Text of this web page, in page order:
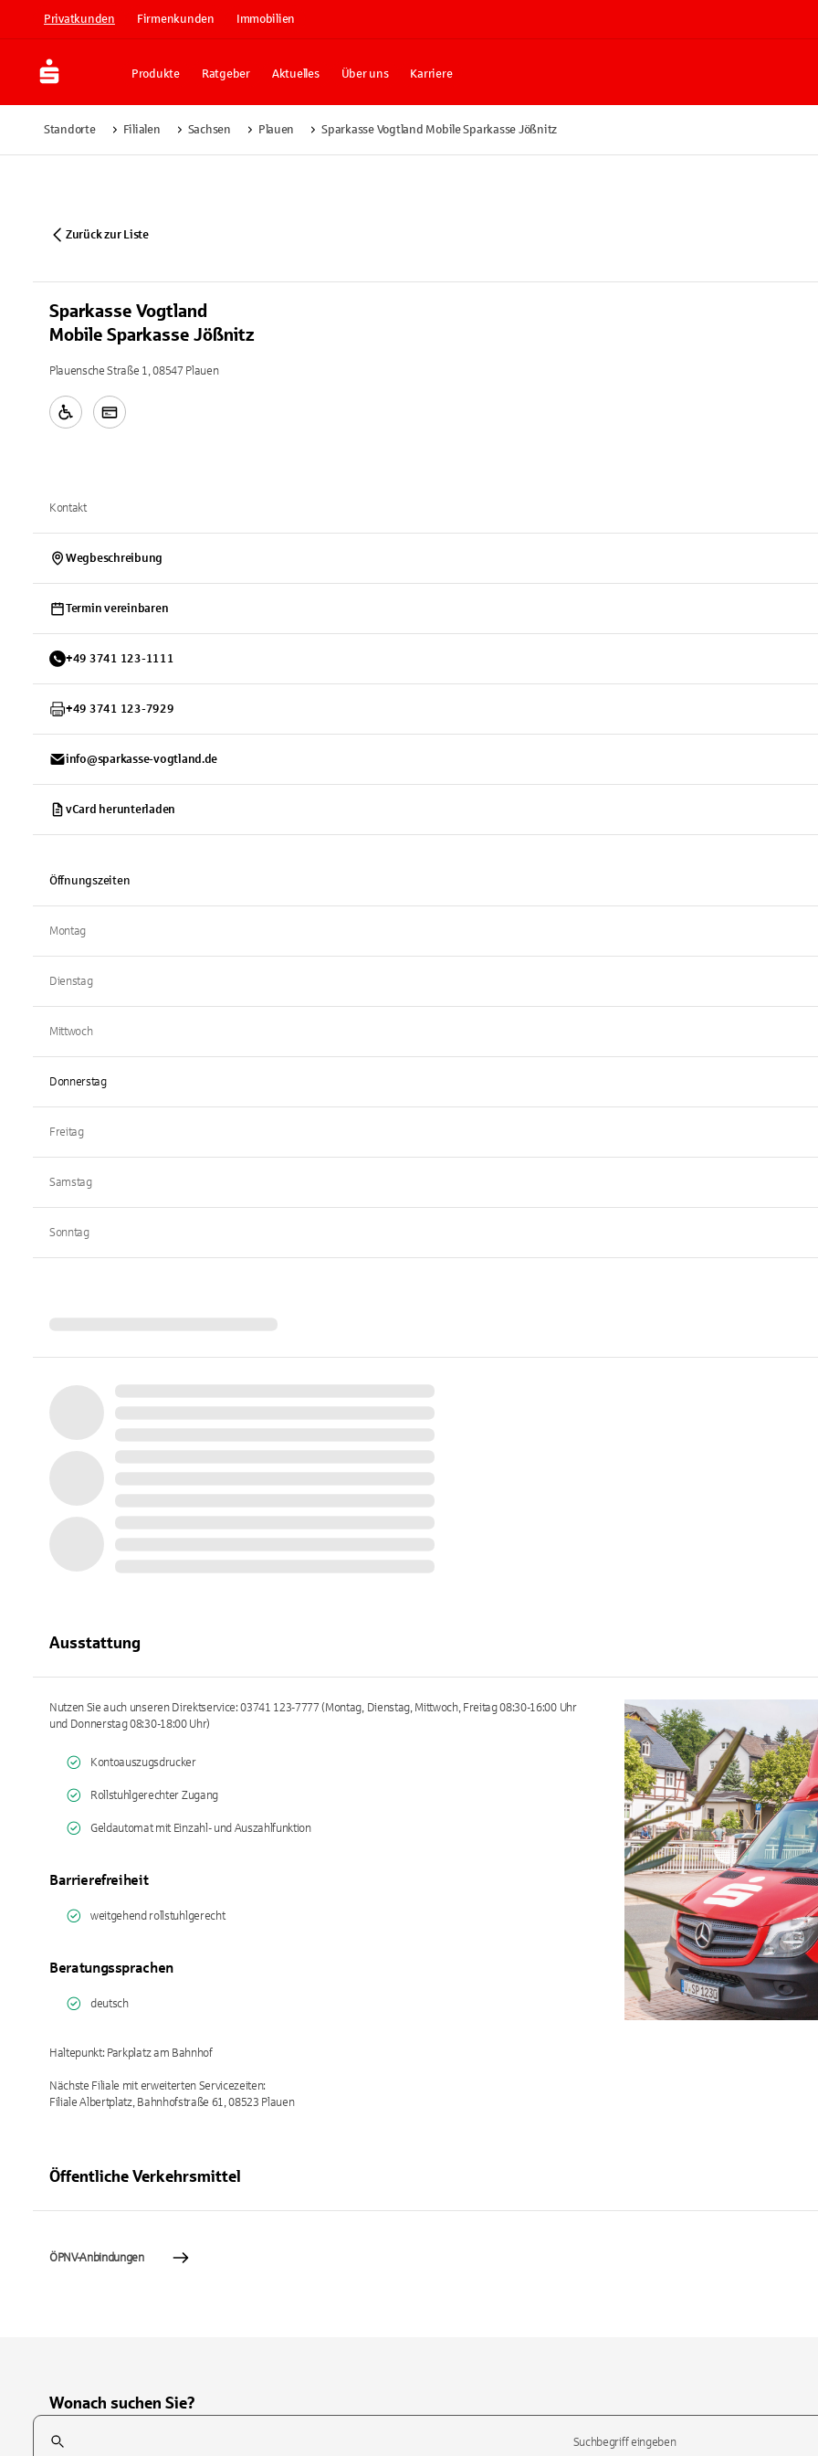
Privatkunden Firmenkunden Immobilien
Produkte Ratgeber Aktuelles Über uns Karriere
Standorte Filialen Sachsen Plauen Sparkasse Vogtland Mobile Sparkasse Jößnitz
Zurück zur Liste
Sparkasse Vogtland
Mobile Sparkasse Jößnitz
Plauensche Straße 1, 08547 Plauen
Kontakt
Wegbeschreibung
Termin vereinbaren
+49 3741 123-1111
+49 3741 123-7929
info@sparkasse-vogtland.de
vCard herunterladen
Öffnungszeiten
Montag
Dienstag
Mittwoch
Donnerstag
Freitag
Samstag
Sonntag
Ausstattung
Nutzen Sie auch unseren Direktservice: 03741 123-7777 (Montag, Dienstag, Mittwoch, Freitag 08:30-16:00 Uhr
und Donnerstag 08:30-18:00 Uhr)
Kontoauszugsdrucker
Rollstuhlgerechter Zugang
Geldautomat mit Einzahl- und Auszahlfunktion
Barrierefreiheit
weitgehend rollstuhlgerecht
Beratungssprachen
deutsch
Haltepunkt: Parkplatz am Bahnhof
Nächste Filiale mit erweiterten Servicezeiten:
Filiale Albertplatz, Bahnhofstraße 61, 08523 Plauen
Öffentliche Verkehrsmittel
ÖPNV-Anbindungen
Wonach suchen Sie?
Suchfeld